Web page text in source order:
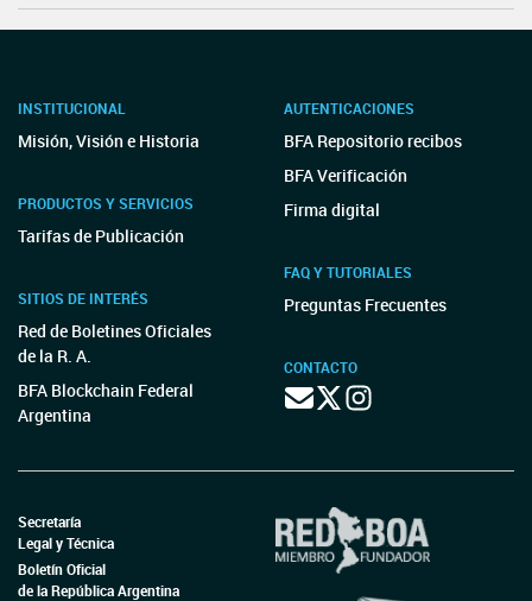
INSTITUCIONAL
Misión, Visión e Historia
PRODUCTOS Y SERVICIOS
Tarifas de Publicación
SITIOS DE INTERÉS
Red de Boletines Oficiales
de la R. A.
BFA Blockchain Federal
Argentina
AUTENTICACIONES
BFA Repositorio recibos
BFA Verificación
Firma digital
FAQ Y TUTORIALES
Preguntas Frecuentes
CONTACTO
Secretaría
Legal y Técnica
Boletín Oficial
de la República Argentina